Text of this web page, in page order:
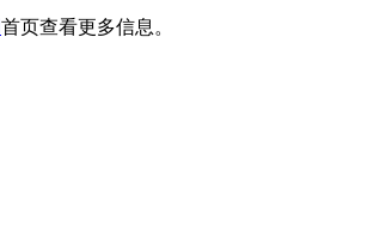
首页查看更多信息。